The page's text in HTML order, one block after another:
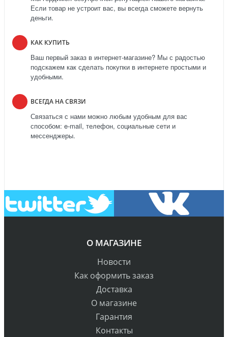
Если товар не устроит вас, вы всегда сможете вернуть
деньги.
КАК КУПИТЬ
Ваш первый заказ в интернет-магазине? Мы с радостью
подскажем как сделать покупки в интернете простыми и
удобными.
ВСЕГДА НА СВЯЗИ
Связаться с нами можно любым удобным для вас
способом: e-mail, телефон, социальные сети и
мессенджеры.
О МАГАЗИНЕ
Новости
Как оформить заказ
Доставка
О магазине
Гарантия
Контакты